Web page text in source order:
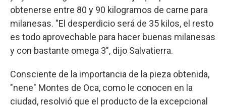
obtenerse entre 80 y 90 kilogramos de carne para
milanesas. "El desperdicio será de 35 kilos, el resto
es todo aprovechable para hacer buenas milanesas
y con bastante omega 3", dijo Salvatierra.
Consciente de la importancia de la pieza obtenida,
"nene" Montes de Oca, como le conocen en la
ciudad, resolvió que el producto de la excepcional